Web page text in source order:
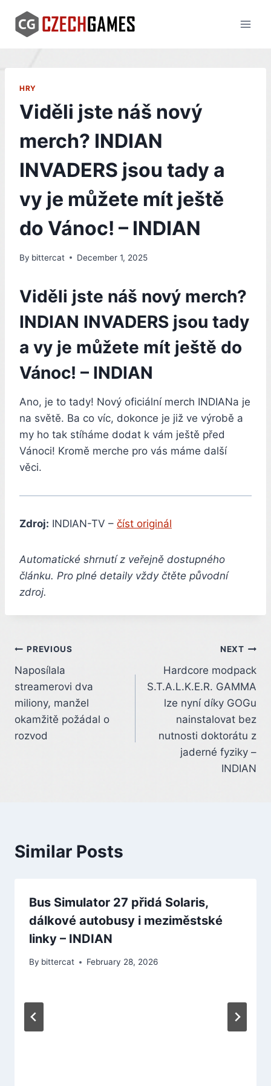
content
HRY
Viděli jste náš nový
merch? INDIAN
INVADERS jsou tady a
vy je můžete mít ještě
do Vánoc! – INDIAN
By bittercat December 1, 2025
Viděli jste náš nový merch?
INDIAN INVADERS jsou tady
a vy je můžete mít ještě do
Vánoc! – INDIAN
Ano, je to tady! Nový oficiální merch INDIANa je
na světě. Ba co víc, dokonce je již ve výrobě a
my ho tak stíháme dodat k vám ještě před
Vánoci! Kromě merche pro vás máme další
věci.
Zdroj: INDIAN-TV – číst originál
Automatické shrnutí z veřejně dostupného
článku. Pro plné detaily vždy čtěte původní
zdroj.
Post
navigation
PREVIOUS
Naposílala
streamerovi dva
miliony, manžel
okamžitě požádal o
rozvod
NEXT
Hardcore modpack
S.T.A.L.K.E.R. GAMMA
lze nyní díky GOGu
nainstalovat bez
nutnosti doktorátu z
jaderné fyziky –
INDIAN
Similar Posts
Bus Simulator 27 přidá Solaris,
dálkové autobusy i meziměstské
linky – INDIAN
By bittercat February 28, 2026